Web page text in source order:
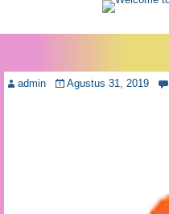
admin Agustus 31, 2019